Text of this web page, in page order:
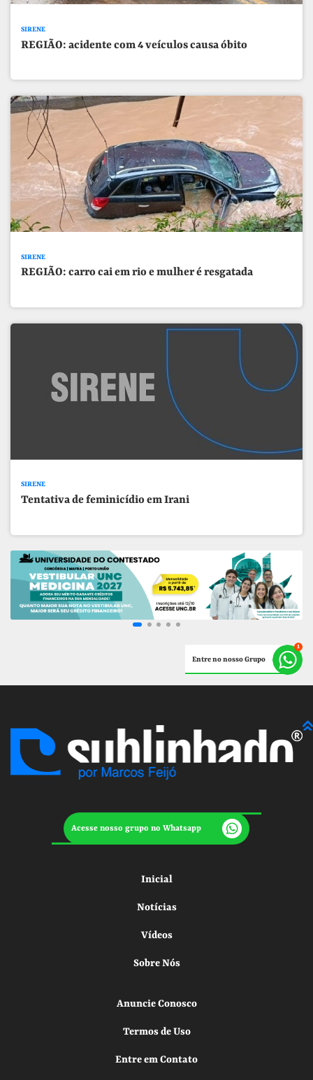
SIRENE
REGIÃO: acidente com 4 veículos causa óbito
SIRENE
REGIÃO: carro cai em rio e mulher é resgatada
SIRENE
Tentativa de feminicídio em Irani
Entre no nosso Grupo
Acesse nosso grupo no Whatsapp
Inicial
Notícias
Vídeos
Sobre Nós
Anuncie Conosco
Termos de Uso
Entre em Contato